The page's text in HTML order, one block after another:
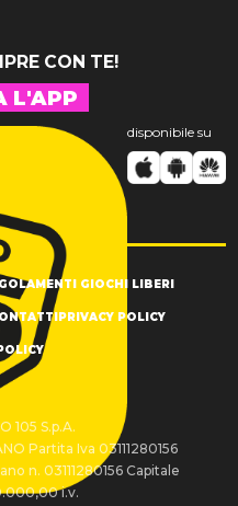
CON TE!
L'APP
disponibile su
GIOCHI LIBERI
PRIVACY POLICY
105 S.p.A.
Partita Iva 03111280156
n. 03111280156 Capitale
i.v.